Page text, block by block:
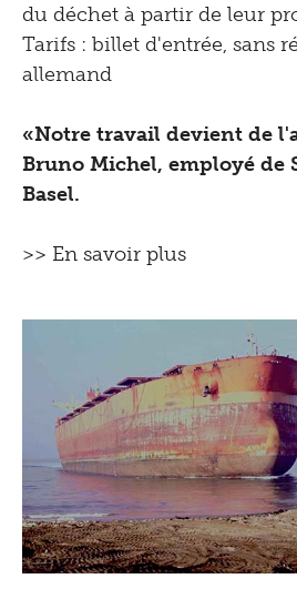
du déchet à partir de leur
Tarifs : billet d'entrée, sans
allemand
«Notre travail devient de
Bruno Michel, employé de
Basel.
>> En savoir plus